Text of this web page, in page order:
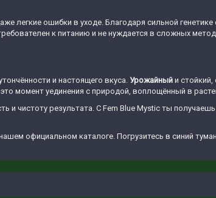
легкие ошибки в уходе. Благодаря сильной
к питанию и не нуждается в сложных
и настоящего вкуса. Урожайный и
момент уединения с природой, воплощённый в
и чистоту результата. С Fem Blue Mystic ты
официальном каталоге. Погрузитесь в синий